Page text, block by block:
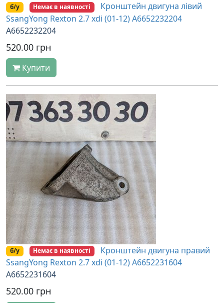
б/у Немає в наявності
Кронштейн двигуна лівий
SsangYong Rexton 2.7 xdi (01-12) A6652232204
A6652232204
520.00 грн
Купити
б/у Немає в наявності
Кронштейн двигуна правий
SsangYong Rexton 2.7 xdi (01-12) A6652231604
A6652231604
520.00 грн